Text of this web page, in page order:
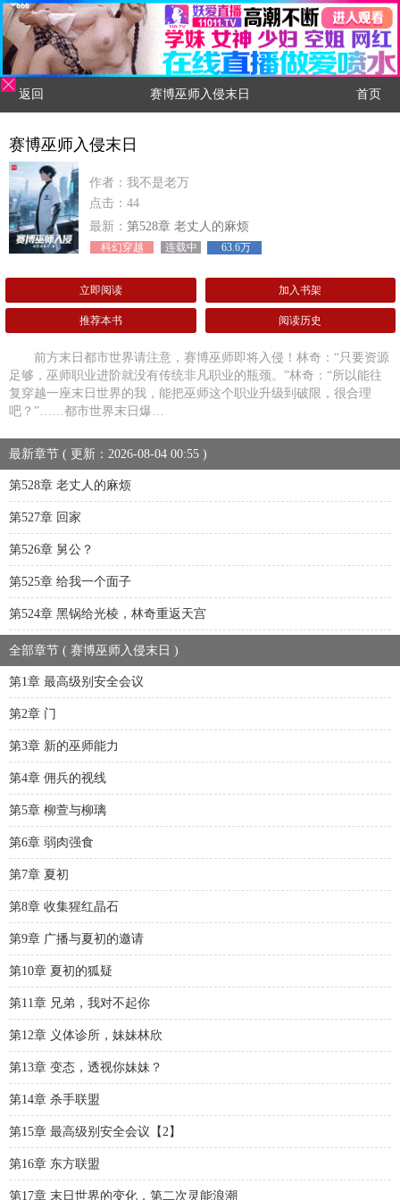
返回 赛博巫师入侵末日 首页
赛博巫师入侵末日
作者：我不是老万
点击：44
最新： 第528章 老丈人的麻烦
科幻穿越 连载中 63.6万
立即阅读 加入书架
推荐本书 阅读历史
前方末日都市世界请注意，赛博巫师即将入侵！林奇：“只要资源
足够，巫师职业进阶就没有传统非凡职业的瓶颈。”林奇：“所以能往
复穿越一座末日世界的我，能把巫师这个职业升级到破限，很合理
吧？”……都市世界末日爆…
最新章节 ( 更新：2026-08-04 00:55 )
第528章 老丈人的麻烦
第527章 回家
第526章 舅公？
第525章 给我一个面子
第524章 黑锅给光棱，林奇重返天宫
全部章节 ( 赛博巫师入侵末日 )
第1章 最高级别安全会议
第2章 门
第3章 新的巫师能力
第4章 佣兵的视线
第5章 柳萱与柳璃
第6章 弱肉强食
第7章 夏初
第8章 收集猩红晶石
第9章 广播与夏初的邀请
第10章 夏初的狐疑
第11章 兄弟，我对不起你
第12章 义体诊所，妹妹林欣
第13章 变态，透视你妹妹？
第14章 杀手联盟
第15章 最高级别安全会议【2】
第16章 东方联盟
第17章 末日世界的变化，第二次灵能浪潮